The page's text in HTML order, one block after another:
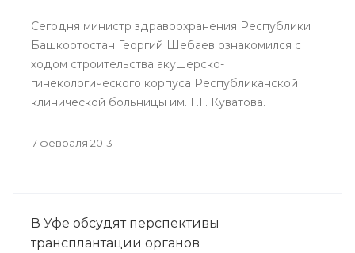
Сегодня министр здравоохранения Республики
Башкортостан Георгий Шебаев ознакомился с
ходом строительства акушерско-
гинекологического корпуса Республиканской
клинической больницы им. Г.Г. Куватова.
7 февраля 2013
В Уфе обсудят перспективы
трансплантации органов